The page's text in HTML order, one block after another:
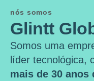
nós somos
Glintt
Somos uma
líder tecnológica,
mais de 30 anos